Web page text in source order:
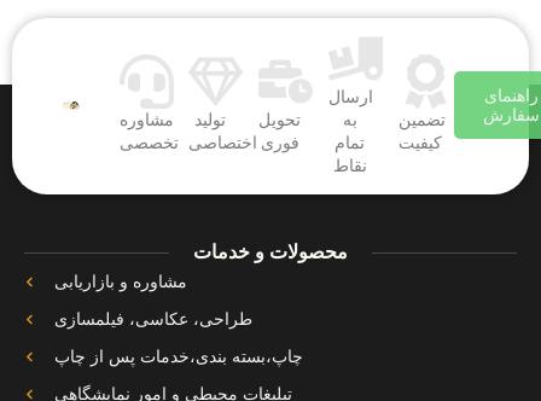
راهنمای
سفارش
تضمین
کیفیت
ارسال
به
تمام
نقاط
تحویل
فوری
تولید
اختصاصی
مشاوره
تخصصی
محصولات و خدمات
مشاوره و بازاریابی
طراحی، عکاسی، فیلمسازی
چاپ،بسته بندی،خدمات پس از چاپ
تبلیغات محیطی و امور نمایشگاهی